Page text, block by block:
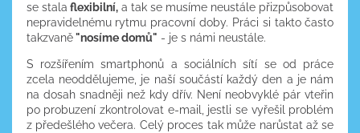
se stala flexibilní,a tak se musíme neustále přizpůsobovat
nepravidelnému rytmu pracovní doby. Práci si takto často
takzvaně"nosíme domů" - je s námi neustále.
S rozšířením smartphonů a sociálních sítí se od práce
zcela neoddělujeme, je naší součástí každý den a je nám
na dosah snadněji než kdy dřív. Není neobvyklé pár vteřin
po probuzení zkontrolovat e-mail, jestli se vyřešil problém
z předešlého večera. Celý proces tak může narůstat až se